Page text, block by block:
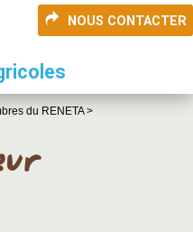
NOUS CONTACTER
du RENETA >